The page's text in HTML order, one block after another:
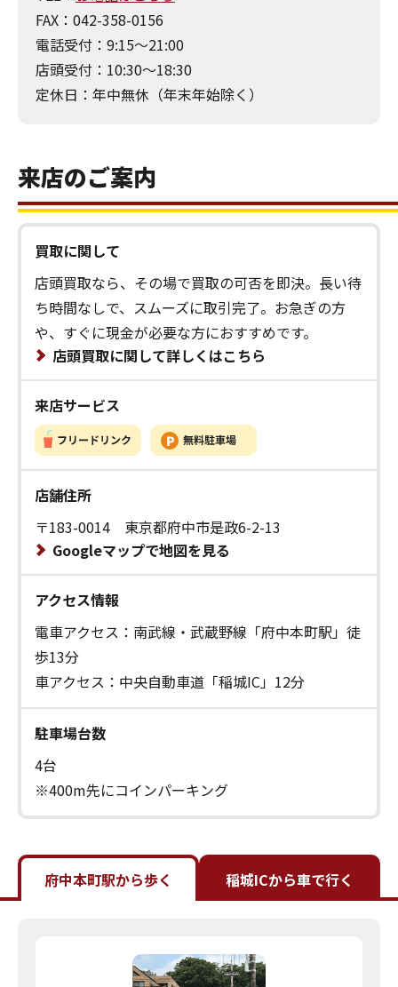
FAX：042-358-0156
電話受付：9:15～21:00
店頭受付：10:30～18:30
定休日：年中無休（年末年始除く）
来店のご案内
買取に関して
店頭買取なら、その場で買取の可否を即決。長い待
ち時間なしで、スムーズに取引完了。お急ぎの方
や、すぐに現金が必要な方におすすめです。
店頭買取に関して詳しくはこちら
来店サービス
店舗住所
〒183-0014 東京都府中市是政6-2-13
Googleマップで地図を見る
アクセス情報
電車アクセス：南武線・武蔵野線「府中本町駅」徒
歩13分
車アクセス：中央自動車道「稲城IC」12分
駐車場台数
4台
※400m先にコインパーキング
府中本町駅から歩く 稲城ICから車で行く